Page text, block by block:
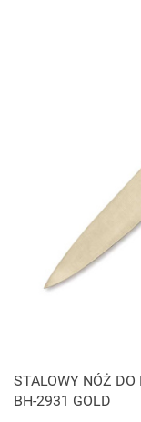
STALOWY NÓŻ
BH-2931 GOLD